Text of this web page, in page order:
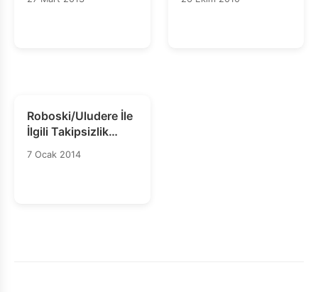
Roboski/Uludere İle
İlgili Takipsizlik
Kararı Endişe Verici
7 Ocak 2014